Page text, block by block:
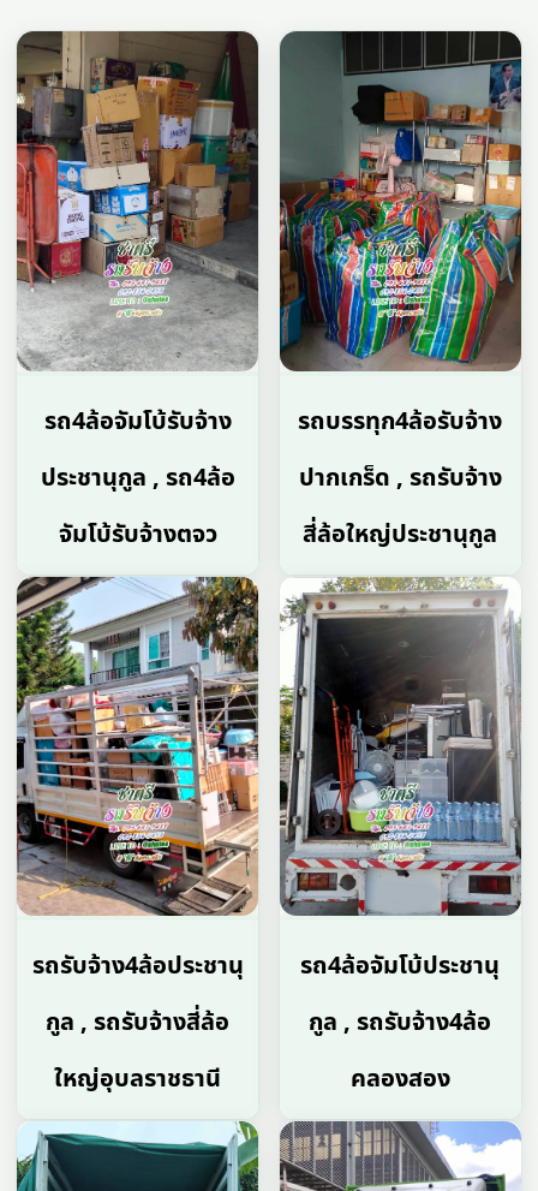
รถ4ล้อจัมโบ้รับจ้าง
ประชานุกูล , รถ4ล้อ
จัมโบ้รับจ้างตจว
รถบรรทุก4ล้อรับจ้าง
ปากเกร็ด , รถรับจ้าง
สี่ล้อใหญ่ประชานุกูล
รถรับจ้าง4ล้อประชานุ
กูล , รถรับจ้างสี่ล้อ
ใหญ่อุบลราชธานี
รถ4ล้อจัมโบ้ประชานุ
กูล , รถรับจ้าง4ล้อ
คลองสอง